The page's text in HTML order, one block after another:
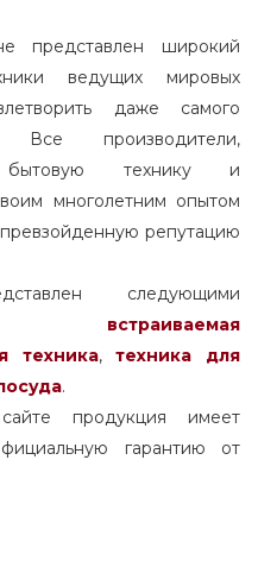
представлен широкий
ведущих мировых
даже самого
Все производители,
технику и
многолетним опытом
репутацию
следующими
встраиваемая
техника,
техника для
.
продукция имеет
гарантию от